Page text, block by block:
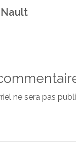
ne sera pas